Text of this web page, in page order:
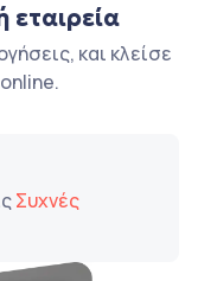
εταιρεία
και κλείσε
Συχνές